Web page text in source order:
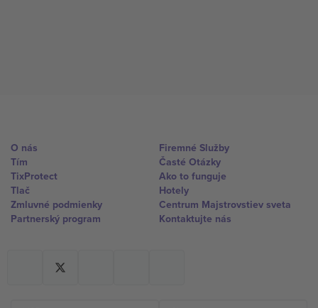
O nás
Tím
TixProtect
Tlač
Zmluvné podmienky
Partnerský program
Firemné Služby
Časté Otázky
Ako to funguje
Hotely
Centrum Majstrovstiev sveta
Kontaktujte nás